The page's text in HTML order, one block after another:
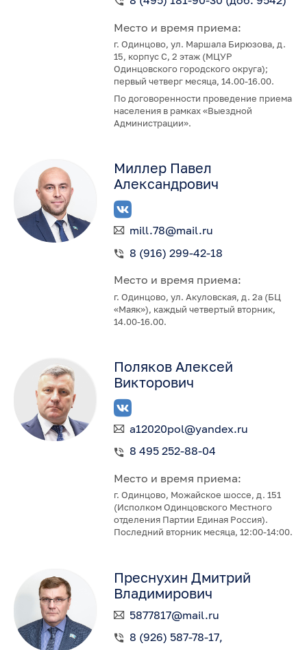
Место и время приема:
г. Одинцово, ул. Маршала Бирюзова, д.
15, корпус С, 2 этаж (МЦУР
Одинцовского городского округа);
первый четверг месяца, 14.00-16.00.
По договоренности проведение приема
населения в рамках «Выездной
Администрации».
Миллер Павел
Александрович
mill.78@mail.ru
8 (916) 299-42-18
Место и время приема:
г. Одинцово, ул. Акуловская, д. 2а (БЦ
«Маяк»), каждый четвертый вторник,
14.00-16.00.
Поляков Алексей
Викторович
a12020pol@yandex.ru
8 495 252-88-04
Место и время приема:
г. Одинцово, Можайское шоссе, д. 151
(Исполком Одинцовского Местного
отделения Партии Единая Россия).
Последний вторник месяца, 12:00-14:00.
Преснухин Дмитрий
Владимирович
5877817@mail.ru
8 (926) 587-78-17